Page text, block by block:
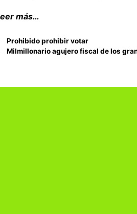
más…
Prohibido prohibir votar
Milmillonario agujero fiscal de los